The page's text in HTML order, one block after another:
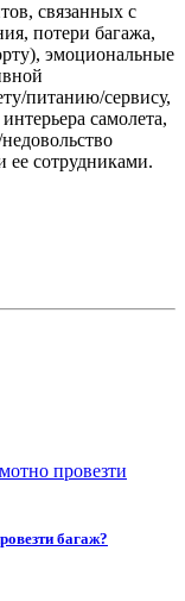
связанных с
потери багажа,
эмоциональные
питанию/сервису,
самолета,
ее сотрудниками.
багаж?